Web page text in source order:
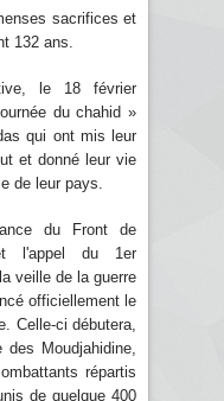
sacrifices et
132 ans.
le 18 février
du chahid »
qui ont mis leur
et donné leur vie
de leur pays.
du Front de
l'appel du 1er
veille de la guerre
officiellement le
Celle-ci débutera,
Moudjahidine,
répartis
de quelque 400